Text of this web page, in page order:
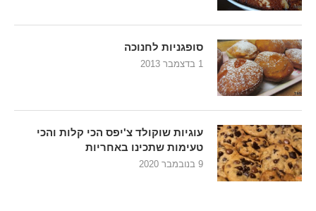
סופגניות לחנוכה
1 בדצמבר 2013
עוגיות שוקולד צ'יפס הכי קלות והכי
טעימות שתכינו באחריות
9 בנובמבר 2020